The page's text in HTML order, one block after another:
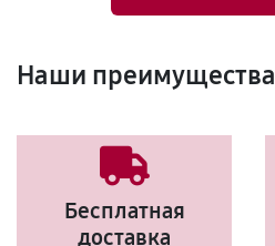
Наши преимущества
Бесплатная
доставка